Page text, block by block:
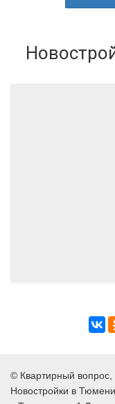
© Квартирный вопрос
Новостройки в Тюмени